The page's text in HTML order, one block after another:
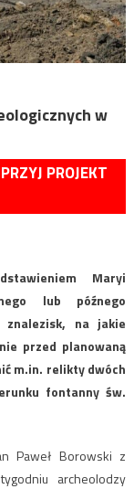
w
PROJEKT
Maryi
lub późnego
znalezisk, na jakie
przed planowaną
m.in. relikty dwóch
fontanny św.
Paweł Borowski z
archeolodzy